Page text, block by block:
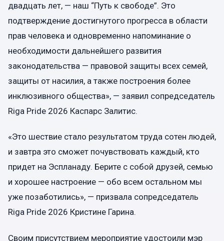
двадцать лет, — наш “Путь к свободе”. Это
подтверждение достигнутого прогресса в области
прав человека и одновременно напоминание о
необходимости дальнейшего развития
законодательства — правовой защиты всех семей,
защиты от насилия, а также построения более
инклюзивного общества», — заявил сопредседатель
Riga Pride 2026 Каспарс Залитис.
«Это шествие стало результатом труда сотен людей,
и завтра это сможет почувствовать каждый, кто
придет на Эспланаду. Берите с собой друзей, семью
и хорошее настроение — обо всем остальном мы
уже позаботились», — призвала сопредседатель
Riga Pride 2026 Кристине Гарина.
Своим присутствием мероприятие удостоили мэр